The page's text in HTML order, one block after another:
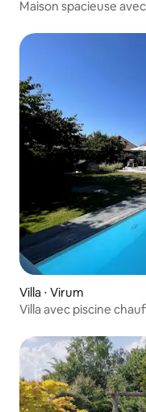
Maison spacieuse
Villa ⋅ Virum
Villa avec piscine